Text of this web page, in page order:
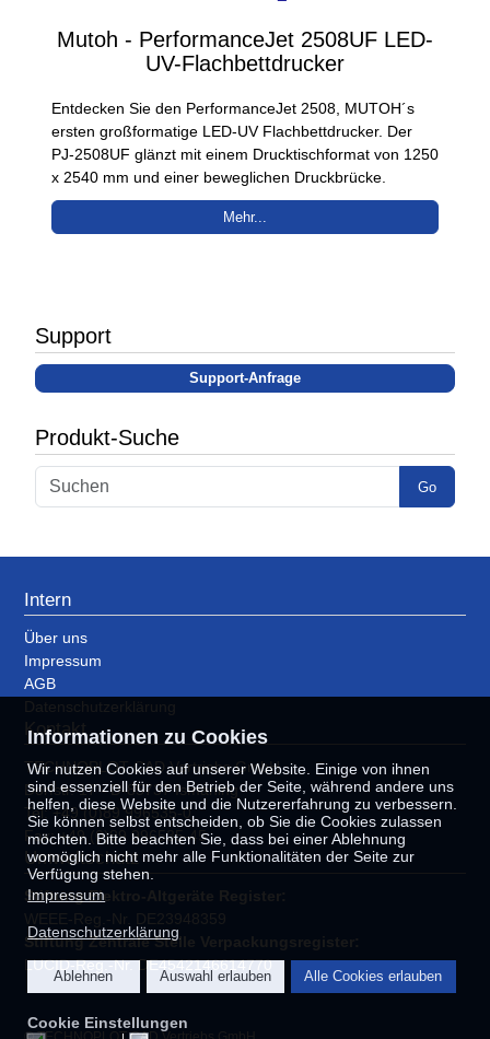
Informationen zu Cookies
Wir nutzen Cookies auf unserer Website. Einige von ihnen
sind essenziell für den Betrieb der Seite, während andere uns
helfen, diese Website und die Nutzererfahrung zu verbessern.
Sie können selbst entscheiden, ob Sie die Cookies zulassen
möchten. Bitte beachten Sie, dass bei einer Ablehnung
womöglich nicht mehr alle Funktionalitäten der Seite zur
Verfügung stehen.
Impressum
Datenschutzerklärung
Ablehnen Auswahl erlauben Alle Cookies erlauben
Cookie Einstellungen
Mutoh - PerformanceJet 2508UF LED-
UV-Flachbettdrucker
Entdecken Sie den PerformanceJet 2508, MUTOH´s
ersten großformatige LED-UV Flachbettdrucker. Der
PJ-2508UF glänzt mit einem Drucktischformat von 1250
x 2540 mm und einer beweglichen Druckbrücke.
Mehr...
Support
Support-Anfrage
Produkt-Suche
Go
Intern
Über uns
Impressum
AGB
Kontakt
TECHNOPLOT CAD Vertriebs GmbH
Dorfstr. 17 - D-85737 Ismaning
Tel: +49 (0)89 996535-0
Fax: +49 (0)89 996535-45
Umweltschutz
Stiftung Elektro-Altgeräte Register:
Stiftung Zentrale Stelle Verpackungsregister:
LUCID-Reg.-Nr. DE4542146614770